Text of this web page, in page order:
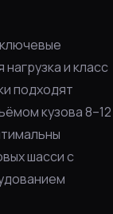
и класс
подходят
кузова 8–12
шасси с